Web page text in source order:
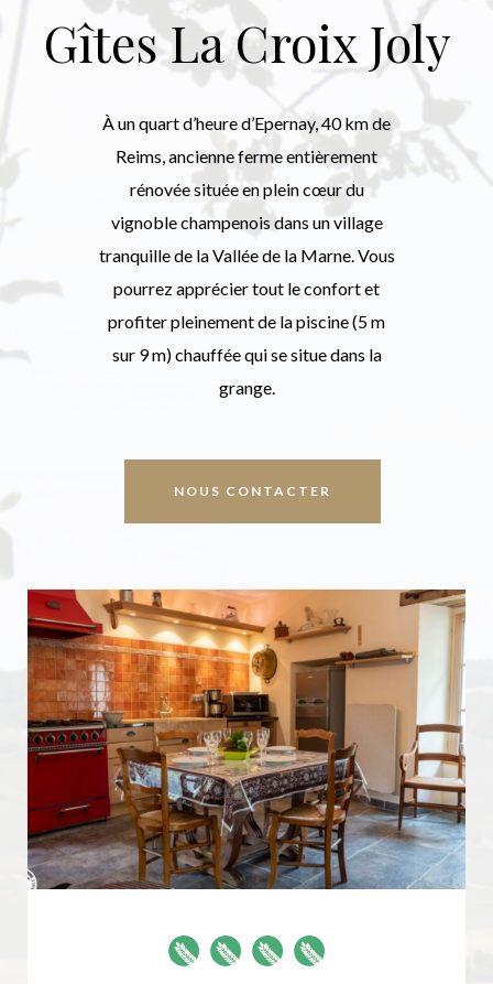
Gîtes La Croix Joly
À un quart d’heure d’Epernay, 40 km de
Reims, ancienne ferme entièrement
rénovée située en plein cœur du
vignoble champenois dans un village
tranquille de la Vallée de la Marne. Vous
pourrez apprécier tout le confort et
profiter pleinement de la piscine (5 m
sur 9 m) chauffée qui se situe dans la
grange.
NOUS CONTACTER